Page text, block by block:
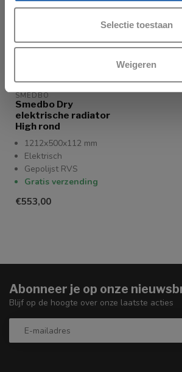
Selectie toestaan
Weigeren
SMEDBO
Smedbo Dry
elektrische radiator
High rond
1212x500x112 mm
Elektrisch
Gepolijst RVS
Gratis verzending
€553,00
Abonneer je op onze
Blijf op de hoogte over onze laatste acties